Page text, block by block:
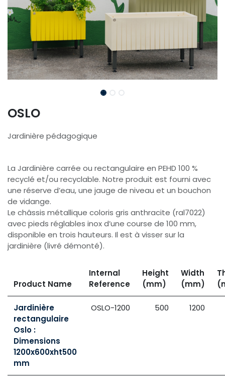
OSLO
Jardinière pédagogique
La Jardinière carrée ou rectangulaire en PEHD 100 %
recyclé et/ou recyclable. Notre produit est fourni avec
une réserve d’eau, une jauge de niveau et un bouchon
de vidange.
Le châssis métallique coloris gris anthracite (ral7022)
avec pieds réglables inox d’une course de 100 mm,
disponible en trois hauteurs. Il est à visser sur la
jardinière (livré démonté).
Product Name
Internal
Reference
Height
(mm)
Width
(mm)
Jardinière
rectangulaire
Oslo :
Dimensions
1200x600xht500
mm
OSLO-1200 500 1200